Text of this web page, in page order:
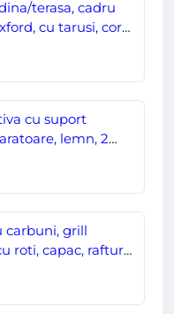
fost:
178,00 lei.
terasa, cadru
cu tarusi, corzi
cu suport
lemn, 2
carbuni, grill
roti, capac, rafturi,